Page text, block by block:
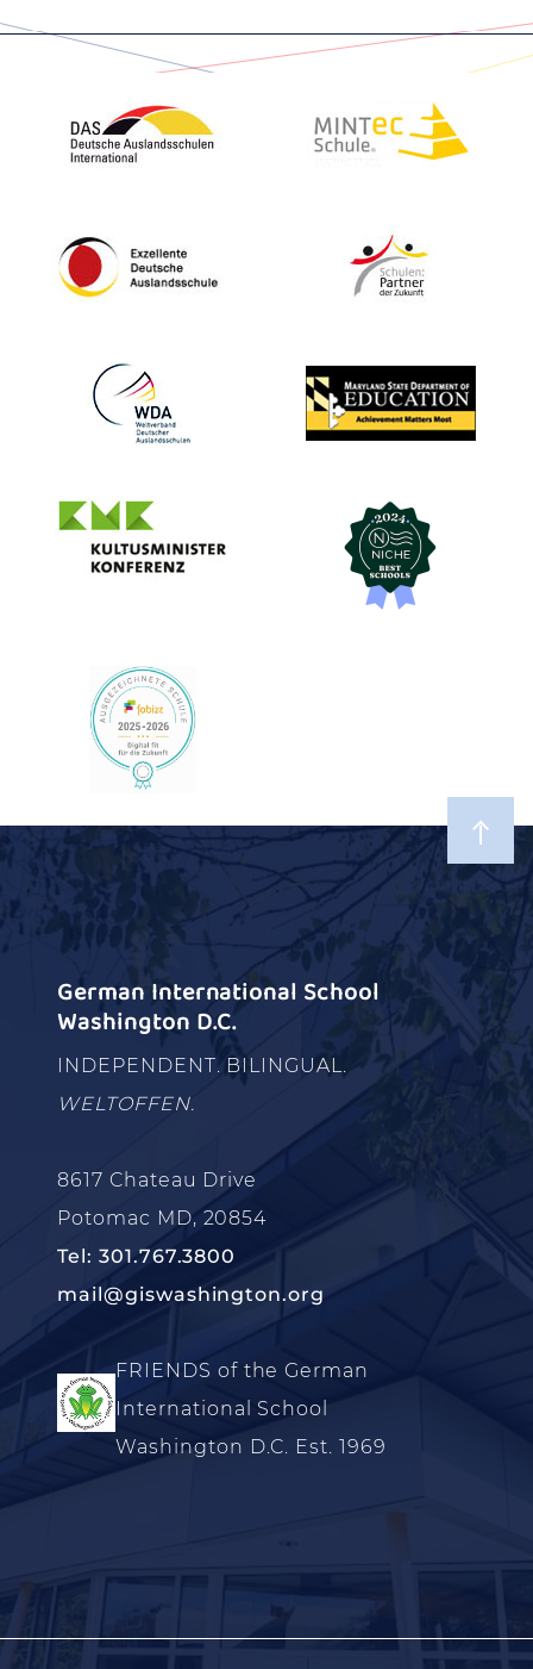
German International School
Washington D.C.
INDEPENDENT. BILINGUAL.
WELTOFFEN.
8617 Chateau Drive
Potomac MD, 20854
Tel: 301.767.3800
mail@giswashington.org
FRIENDS of the German
International School
Washington D.C. Est. 1969